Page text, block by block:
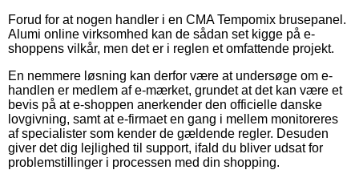
Forud for at nogen handler i en CMA Tempomix brusepanel.
Alumi online virksomhed kan de sådan set kigge på e-
shoppens vilkår, men det er i reglen et omfattende projekt.
En nemmere løsning kan derfor være at undersøge om e-
handlen er medlem af e-mærket, grundet at det kan være et
bevis på at e-shoppen anerkender den officielle danske
lovgivning, samt at e-firmaet en gang i mellem monitoreres
af specialister som kender de gældende regler. Desuden
giver det dig lejlighed til support, ifald du bliver udsat for
problemstillinger i processen med din shopping.